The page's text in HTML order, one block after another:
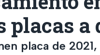
placas a
placa de